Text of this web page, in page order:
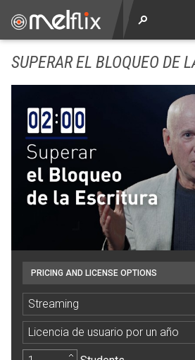
SUPERAR EL BLOQUEO DE
PRICING AND LICENSE OPTIONS
Streaming
Licencia de usuario por un año